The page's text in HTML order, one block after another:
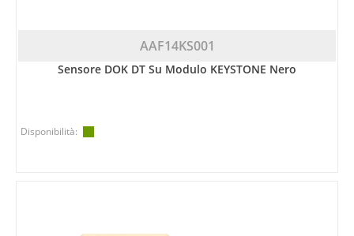
AAF14KS001
Sensore DOK DT Su Modulo KEYSTONE Nero
Disponibilità: